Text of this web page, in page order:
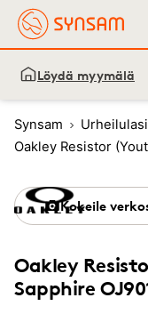
Löydä myymälä
Synsam
Oakley Resistor
Oakley
Sapphire
Kokeile